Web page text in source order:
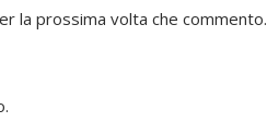
la prossima volta che commento.